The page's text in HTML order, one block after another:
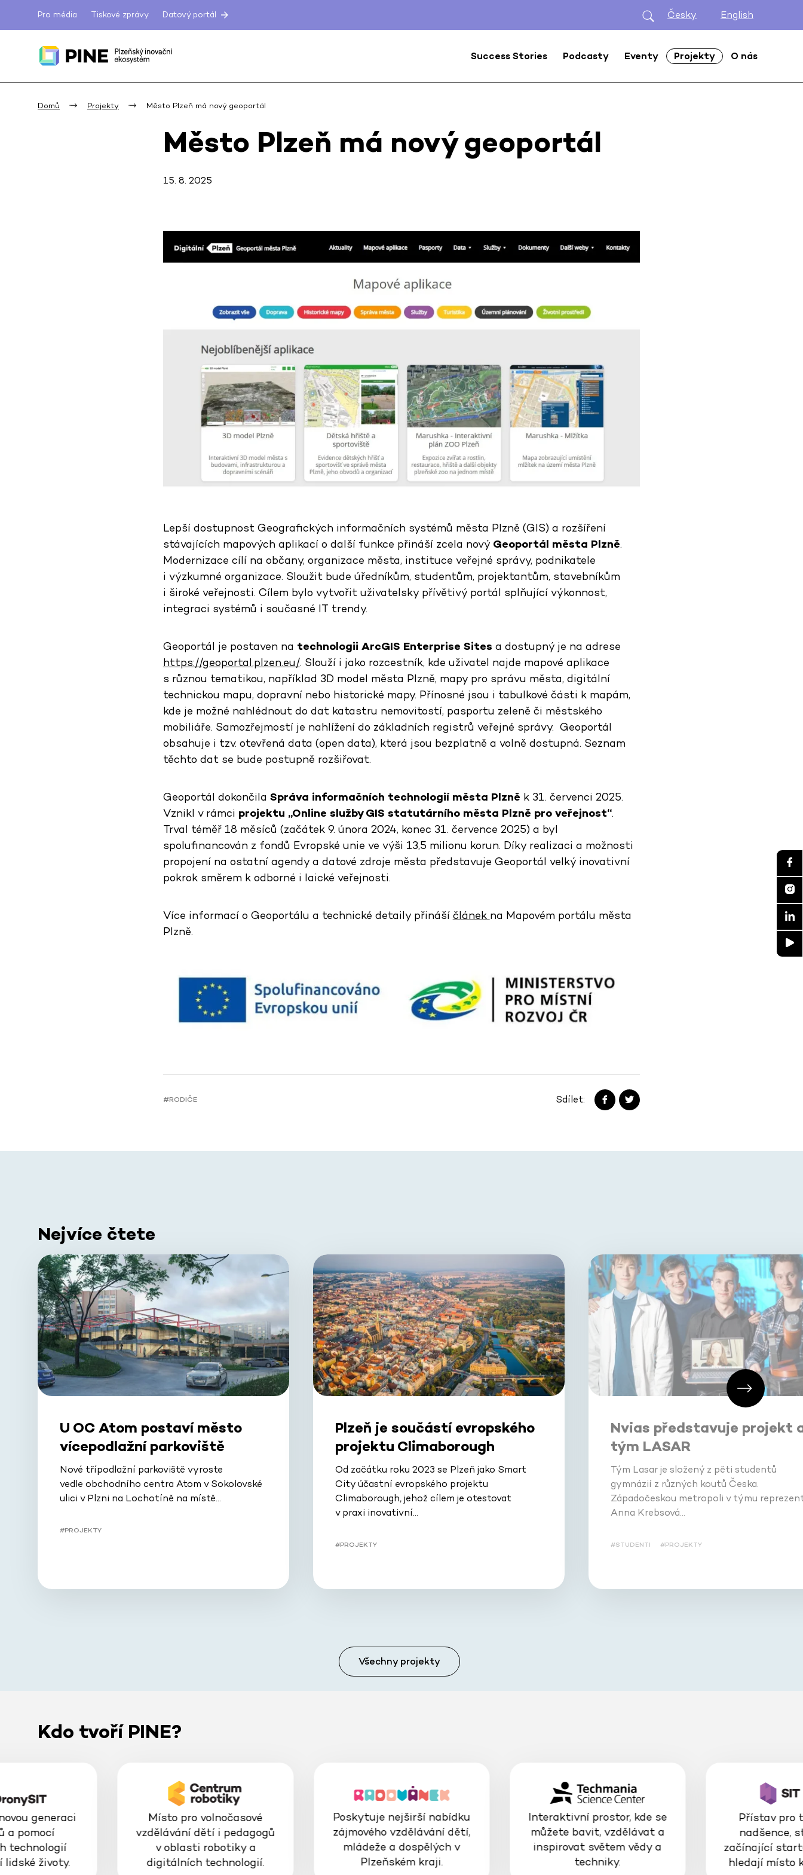
Pro média Tiskové zprávy Datový portál Česky English
Success Stories Podcasty Eventy Projekty O nás
Domů Projekty Město Plzeň má nový geoportál
Město Plzeň má nový geoportál
15. 8. 2025
Lepší dostupnost Geografických informačních systémů města Plzně (GIS) a rozšíření
stávajících mapových aplikací o další funkce přináší zcela nový Geoportál města Plzně.
Modernizace cílí na občany, organizace města, instituce veřejné správy, podnikatele
i výzkumné organizace. Sloužit bude úředníkům, studentům, projektantům, stavebníkům
i široké veřejnosti. Cílem bylo vytvořit uživatelsky přívětivý portál splňující výkonnost,
integraci systémů i současné IT trendy.
Geoportál je postaven na technologii ArcGIS Enterprise Sites a dostupný je na adrese
https://geoportal.plzen.eu/. Slouží i jako rozcestník, kde uživatel najde mapové aplikace
s různou tematikou, například 3D model města Plzně, mapy pro správu města, digitální
technickou mapu, dopravní nebo historické mapy. Přínosné jsou i tabulkové části k mapám,
kde je možné nahlédnout do dat katastru nemovitostí, pasportu zeleně či městského
mobiliáře. Samozřejmostí je nahlížení do základních registrů veřejné správy. Geoportál
obsahuje i tzv. otevřená data (open data), která jsou bezplatně a volně dostupná. Seznam
těchto dat se bude postupně rozšiřovat.
Geoportál dokončila Správa informačních technologií města Plzně k 31. červenci 2025.
Vznikl v rámci projektu „Online služby GIS statutárního města Plzně pro veřejnost“.
Trval téměř 18 měsíců (začátek 9. února 2024, konec 31. července 2025) a byl
spolufinancován z fondů Evropské unie ve výši 13,5 milionu korun. Díky realizaci a možnosti
propojení na ostatní agendy a datové zdroje města představuje Geoportál velký inovativní
pokrok směrem k odborné i laické veřejnosti.
Více informací o Geoportálu a technické detaily přináší článek na Mapovém portálu města
Plzně.
#RODIČE Sdílet:
Nejvíce čtete
U OC Atom postaví město
vícepodlažní parkoviště
Nové třípodlažní parkoviště vyroste
vedle obchodního centra Atom v Sokolovské
ulici v Plzni na Lochotíně na místě…
#PROJEKTY
Plzeň je součástí evropského
projektu Climaborough
Od začátku roku 2023 se Plzeň jako Smart
City účastní evropského projektu
Climaborough, jehož cílem je otestovat
v praxi inovativní…
#PROJEKTY
Nvias představuje projekt
tým LASAR
Tým Lasar je složený z pěti studentů
gymnázií z různých koutů Česka.
Západočeskou metropoli v týmu
Anna Krebsová…
#STUDENTI #PROJEKTY
Všechny projekty
Kdo tvoří PINE?
generaci
a pomocí
technologií
lidské životy.
Místo pro volnočasové
vzdělávání dětí i pedagogů
v oblasti robotiky a
digitálních technologií.
Poskytuje nejširší nabídku
zájmového vzdělávání dětí,
mládeže a dospělých v
Plzeňském kraji.
Interaktivní prostor, kde se
můžete bavit, vzdělávat a
inspirovat světem vědy a
techniky.
Přístav pro
nadšence,
začínající
hledají místo